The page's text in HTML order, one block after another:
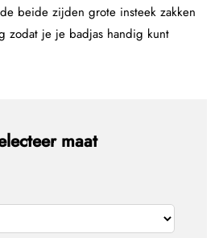
beide zijden grote insteek zakken
zodat je je badjas handig kunt
maat